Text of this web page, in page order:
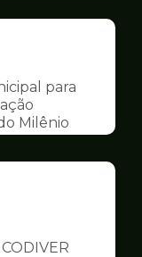
para
Milênio